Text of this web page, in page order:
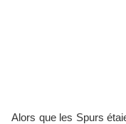
Alors que les Spurs étaient carrément prenables, l'OM qui avait